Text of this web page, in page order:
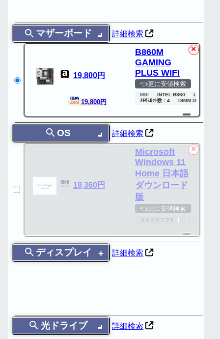
マザーボード 詳細検索
19,800円
B860M
GAMING
PLUS WIFI
👈更に安値検索
MSI INTEL B860
LGA1851
ﾒﾓﾘｽﾛｯﾄ数：4
DIMM DDR5
✕
19,800円
OS 詳細検索
19,360円
Microsoft
Windows 11
Home 日本語
ダウンロード
版
👈更に安値検索
マイクロソフト
✕
ディスプレイ 詳細検索
光ドライブ 詳細検索